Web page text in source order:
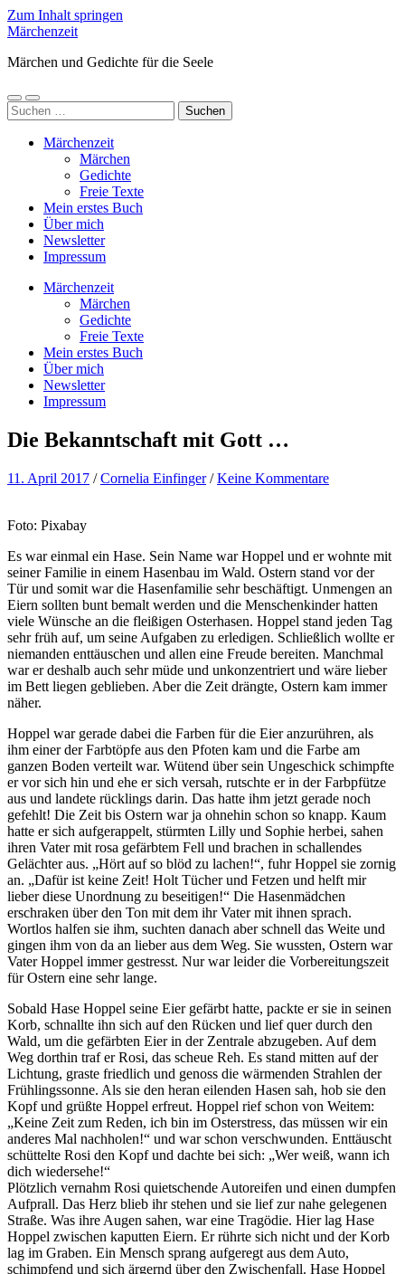
Zum Inhalt springen
Märchenzeit
Märchen und Gedichte für die Seele
Mobile-
Menü
Suchfeld
ein-/ausblenden
Suchen
nach:
Märchenzeit
Märchen
Gedichte
Freie Texte
Mein erstes Buch
Über mich
Newsletter
Impressum
Märchenzeit
Märchen
Gedichte
Freie Texte
Mein erstes Buch
Über mich
Newsletter
Impressum
Die Bekanntschaft mit Gott …
11. April 2017 /Cornelia Einfinger /Keine Kommentare
Foto: Pixabay
Es war einmal ein Hase. Sein Name war Hoppel und er wohnte mit
seiner Familie in einem Hasenbau im Wald. Ostern stand vor der
Tür und somit war die Hasenfamilie sehr beschäftigt. Unmengen an
Eiern sollten bunt bemalt werden und die Menschenkinder hatten
viele Wünsche an die fleißigen Osterhasen. Hoppel stand jeden Tag
sehr früh auf, um seine Aufgaben zu erledigen. Schließlich wollte er
niemanden enttäuschen und allen eine Freude bereiten. Manchmal
war er deshalb auch sehr müde und unkonzentriert und wäre lieber
im Bett liegen geblieben. Aber die Zeit drängte, Ostern kam immer
näher.
Hoppel war gerade dabei die Farben für die Eier anzurühren, als
ihm einer der Farbtöpfe aus den Pfoten kam und die Farbe am
ganzen Boden verteilt war. Wütend über sein Ungeschick schimpfte
er vor sich hin und ehe er sich versah, rutschte er in der Farbpfütze
aus und landete rücklings darin. Das hatte ihm jetzt gerade noch
gefehlt! Die Zeit bis Ostern war ja ohnehin schon so knapp. Kaum
hatte er sich aufgerappelt, stürmten Lilly und Sophie herbei, sahen
ihren Vater mit rosa gefärbtem Fell und brachen in schallendes
Gelächter aus. „Hört auf so blöd zu lachen!“, fuhr Hoppel sie zornig
an. „Dafür ist keine Zeit! Holt Tücher und Fetzen und helft mir
lieber diese Unordnung zu beseitigen!“ Die Hasenmädchen
erschraken über den Ton mit dem ihr Vater mit ihnen sprach.
Wortlos halfen sie ihm, suchten danach aber schnell das Weite und
gingen ihm von da an lieber aus dem Weg. Sie wussten, Ostern war
Vater Hoppel immer gestresst. Nur war leider die Vorbereitungszeit
für Ostern eine sehr lange.
Sobald Hase Hoppel seine Eier gefärbt hatte, packte er sie in seinen
Korb, schnallte ihn sich auf den Rücken und lief quer durch den
Wald, um die gefärbten Eier in der Zentrale abzugeben. Auf dem
Weg dorthin traf er Rosi, das scheue Reh. Es stand mitten auf der
Lichtung, graste friedlich und genoss die wärmenden Strahlen der
Frühlingssonne. Als sie den heran eilenden Hasen sah, hob sie den
Kopf und grüßte Hoppel erfreut. Hoppel rief schon von Weitem:
„Keine Zeit zum Reden, ich bin im Osterstress, das müssen wir ein
anderes Mal nachholen!“ und war schon verschwunden. Enttäuscht
schüttelte Rosi den Kopf und dachte bei sich: „Wer weiß, wann ich
dich wiedersehe!“
Plötzlich vernahm Rosi quietschende Autoreifen und einen dumpfen
Aufprall. Das Herz blieb ihr stehen und sie lief zur nahe gelegenen
Straße. Was ihre Augen sahen, war eine Tragödie. Hier lag Hase
Hoppel zwischen kaputten Eiern. Er rührte sich nicht und der Korb
lag im Graben. Ein Mensch sprang aufgeregt aus dem Auto,
schimpfend und sich ärgernd über den Zwischenfall. Hase Hoppel